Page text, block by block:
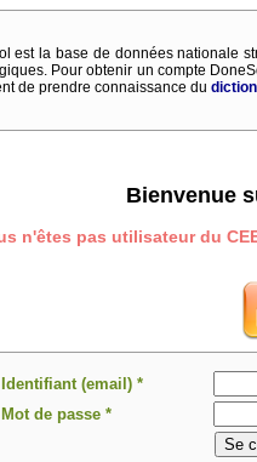
est la base de données nationale
Pour obtenir un compte
de prendre connaissance du
Bienvenue
n'êtes pas utilisateur du
Identifiant (email) *
Mot de passe *